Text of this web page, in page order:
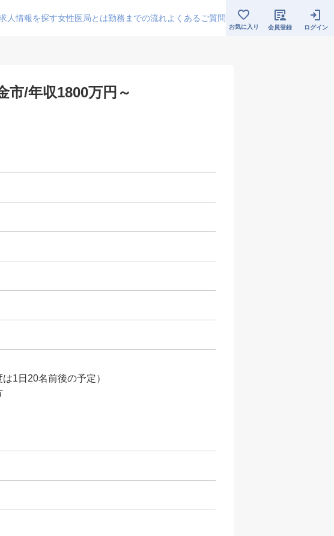
人情報を探す女性医局とは勤務までの流れよくあるご質問
お気に入り 会員登録 ログイン
市/年収1800万円～
日20名前後の予定）